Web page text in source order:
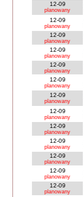
12-09
planowany
12-09
planowany
12-09
planowany
12-09
planowany
12-09
planowany
12-09
planowany
12-09
planowany
12-09
planowany
12-09
planowany
12-09
planowany
12-09
planowany
12-09
planowany
12-09
planowany